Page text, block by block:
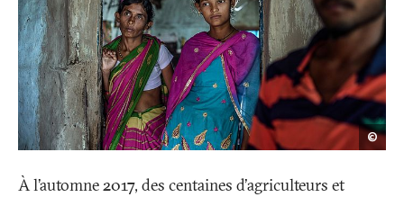
©Atul
À l’automne 2017, des centaines d'agriculteurs et